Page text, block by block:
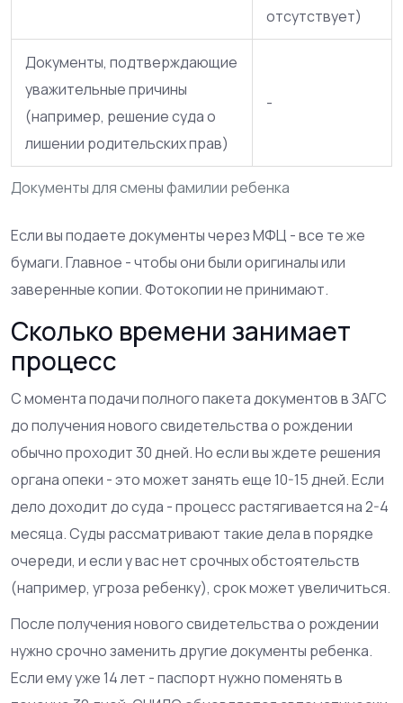
Документы для смены фамилии ребенка
отсутствует)
Документы, подтверждающие
уважительные причины
(например, решение суда о
лишении родительских прав)
-
Если вы подаете документы через МФЦ - все те же
бумаги. Главное - чтобы они были оригиналы или
заверенные копии. Фотокопии не принимают.
Сколько времени занимает
процесс
С момента подачи полного пакета документов в ЗАГС
до получения нового свидетельства о рождении
обычно проходит 30 дней. Но если вы ждете решения
органа опеки - это может занять еще 10-15 дней. Если
дело доходит до суда - процесс растягивается на 2-4
месяца. Суды рассматривают такие дела в порядке
очереди, и если у вас нет срочных обстоятельств
(например, угроза ребенку), срок может увеличиться.
После получения нового свидетельства о рождении
нужно срочно заменить другие документы ребенка.
Если ему уже 14 лет - паспорт нужно поменять в